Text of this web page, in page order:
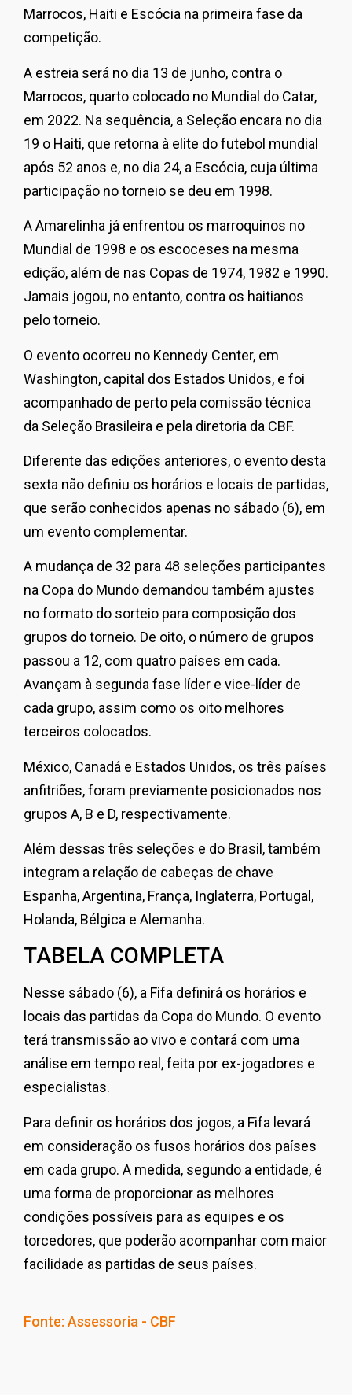
Marrocos, Haiti e Escócia na primeira fase da
competição.
A estreia será no dia 13 de junho, contra o
Marrocos, quarto colocado no Mundial do Catar,
em 2022. Na sequência, a Seleção encara no dia
19 o Haiti, que retorna à elite do futebol mundial
após 52 anos e, no dia 24, a Escócia, cuja última
participação no torneio se deu em 1998.
A Amarelinha já enfrentou os marroquinos no
Mundial de 1998 e os escoceses na mesma
edição, além de nas Copas de 1974, 1982 e 1990.
Jamais jogou, no entanto, contra os haitianos
pelo torneio.
O evento ocorreu no Kennedy Center, em
Washington, capital dos Estados Unidos, e foi
acompanhado de perto pela comissão técnica
da Seleção Brasileira e pela diretoria da CBF.
Diferente das edições anteriores, o evento desta
sexta não definiu os horários e locais de partidas,
que serão conhecidos apenas no sábado (6), em
um evento complementar.
A mudança de 32 para 48 seleções participantes
na Copa do Mundo demandou também ajustes
no formato do sorteio para composição dos
grupos do torneio. De oito, o número de grupos
passou a 12, com quatro países em cada.
Avançam à segunda fase líder e vice-líder de
cada grupo, assim como os oito melhores
terceiros colocados.
México, Canadá e Estados Unidos, os três países
anfitriões, foram previamente posicionados nos
grupos A, B e D, respectivamente.
Além dessas três seleções e do Brasil, também
integram a relação de cabeças de chave
Espanha, Argentina, França, Inglaterra, Portugal,
Holanda, Bélgica e Alemanha.
TABELA COMPLETA
Nesse sábado (6), a Fifa definirá os horários e
locais das partidas da Copa do Mundo. O evento
terá transmissão ao vivo e contará com uma
análise em tempo real, feita por ex-jogadores e
especialistas.
Para definir os horários dos jogos, a Fifa levará
em consideração os fusos horários dos países
em cada grupo. A medida, segundo a entidade, é
uma forma de proporcionar as melhores
condições possíveis para as equipes e os
torcedores, que poderão acompanhar com maior
facilidade as partidas de seus países.
Fonte: Assessoria - CBF